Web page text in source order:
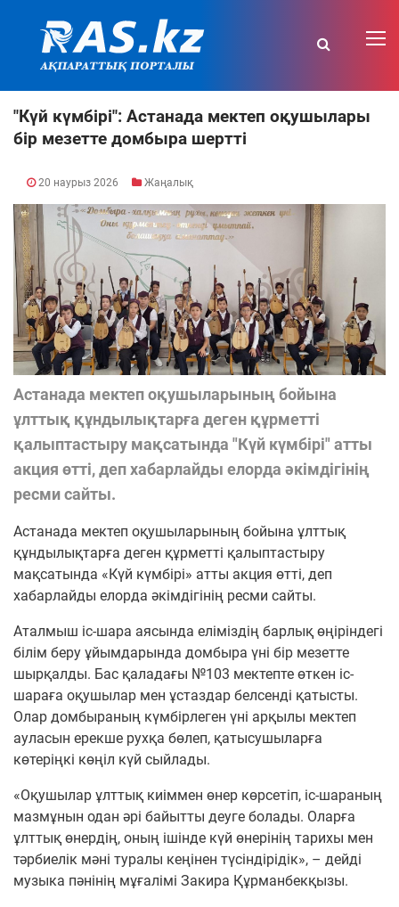
"Күй күмбірі": Астанада мектеп оқушылары
бір мезетте домбыра шертті
20 наурыз 2026 Жаңалық
Астанада мектеп оқушыларының бойына
ұлттық құндылықтарға деген құрметті
қалыптастыру мақсатында "Күй күмбірі" атты
акция өтті, деп хабарлайды елорда әкімдігінің
ресми сайты.
Астанада мектеп оқушыларының бойына ұлттық
құндылықтарға деген құрметті қалыптастыру
мақсатында «Күй күмбірі» атты акция өтті, деп
хабарлайды елорда әкімдігінің ресми сайты.
Аталмыш іс-шара аясында еліміздің барлық өңіріндегі
білім беру ұйымдарында домбыра үні бір мезетте
шырқалды. Бас қаладағы №103 мектепте өткен іс-
шараға оқушылар мен ұстаздар белсенді қатысты.
Олар домбыраның күмбірлеген үні арқылы мектеп
ауласын ерекше рухқа бөлеп, қатысушыларға
көтеріңкі көңіл күй сыйлады.
«Оқушылар ұлттық киіммен өнер көрсетіп, іс-шараның
мазмұнын одан әрі байытты деуге болады. Оларға
ұлттық өнердің, оның ішінде күй өнерінің тарихы мен
тәрбиелік мәні туралы кеңінен түсіндірідік», – дейді
музыка пәнінің мұғалімі Закира Құрманбекқызы.